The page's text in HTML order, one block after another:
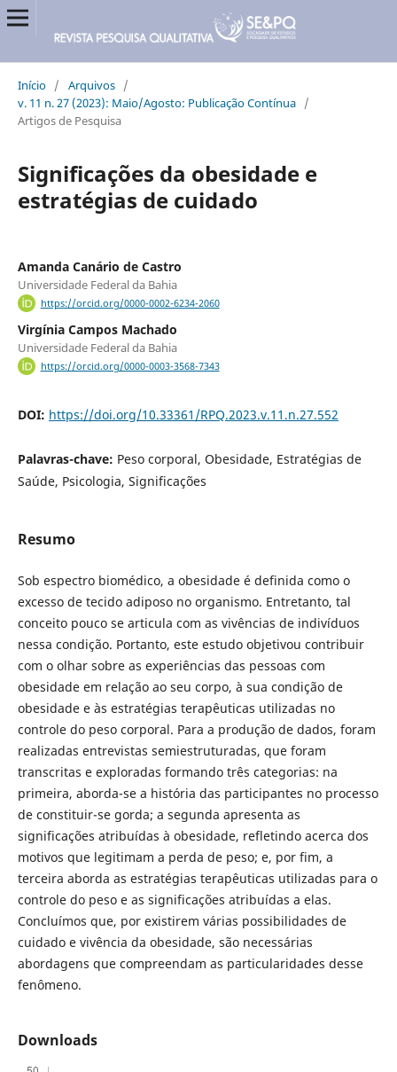
Início / Arquivos /
v. 11 n. 27 (2023): Maio/Agosto: Publicação Contínua /
Artigos de Pesquisa
Significações da obesidade e
estratégias de cuidado
Amanda Canário de Castro
Universidade Federal da Bahia
https://orcid.org/0000-0002-6234-2060
Virgínia Campos Machado
Universidade Federal da Bahia
https://orcid.org/0000-0003-3568-7343
DOI: https://doi.org/10.33361/RPQ.2023.v.11.n.27.552
Palavras-chave: Peso corporal, Obesidade, Estratégias de
Saúde, Psicologia, Significações
Resumo
Sob espectro biomédico, a obesidade é definida como o
excesso de tecido adiposo no organismo. Entretanto, tal
conceito pouco se articula com as vivências de indivíduos
nessa condição. Portanto, este estudo objetivou contribuir
com o olhar sobre as experiências das pessoas com
obesidade em relação ao seu corpo, à sua condição de
obesidade e às estratégias terapêuticas utilizadas no
controle do peso corporal. Para a produção de dados, foram
realizadas entrevistas semiestruturadas, que foram
transcritas e exploradas formando três categorias: na
primeira, aborda-se a história das participantes no processo
de constituir-se gorda; a segunda apresenta as
significações atribuídas à obesidade, refletindo acerca dos
motivos que legitimam a perda de peso; e, por fim, a
terceira aborda as estratégias terapêuticas utilizadas para o
controle do peso e as significações atribuídas a elas.
Concluímos que, por existirem várias possibilidades de
cuidado e vivência da obesidade, são necessárias
abordagens que compreendam as particularidades desse
fenômeno.
Downloads